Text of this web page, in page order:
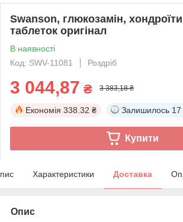
Swanson, глюкозамін,
таблеток оригінал
В наявності
Код: SWV-11081
Роздріб
3 044,87 ₴ 3 383,18 ₴
Економія 338.32 ₴ Залишилось 17
Купити
Характеристики Доставка
Опис